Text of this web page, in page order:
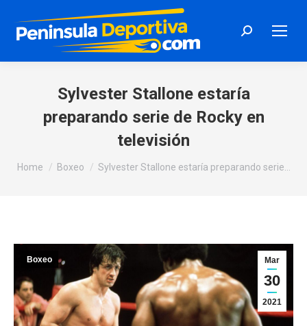
Search:
Sylvester Stallone estaría
preparando serie de Rocky en
televisión
You are here:
Home Boxeo Sylvester Stallone estaría preparando serie…
Mar
30
2021
Boxeo